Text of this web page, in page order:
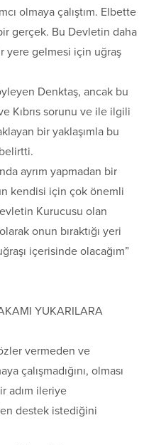
olmaya çalıştım. Elbette
gerçek. Bu Devletin daha
yere gelmesi için uğraş
Denktaş, ancak bu
Kıbrıs sorunu ve ile ilgili
bir yaklaşımla bu
ayrım yapmadan bir
kendisi için çok önemli
Kurucusu olan
onun bıraktığı yeri
içerisinde olacağım”
YUKARILARA
vermeden ve
çalışmadığını, olması
adım ileriye
destek istediğini